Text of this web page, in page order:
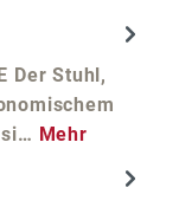
Der Stuhl,
Mehr